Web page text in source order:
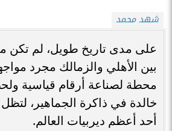
شهد محمد
على مدى تاريخ طويل، لم تكن
بين الأهلي والزمالك مجرد
محطة لصناعة أرقام قياسية
خالدة في ذاكرة الجماهير،
أحد أعظم ديربيات العالم.